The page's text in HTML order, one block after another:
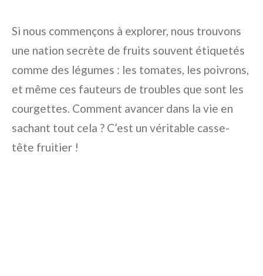
Si nous commençons à explorer, nous trouvons
une nation secrète de fruits souvent étiquetés
comme des légumes : les tomates, les poivrons,
et même ces fauteurs de troubles que sont les
courgettes. Comment avancer dans la vie en
sachant tout cela ? C’est un véritable casse-
tête fruitier !